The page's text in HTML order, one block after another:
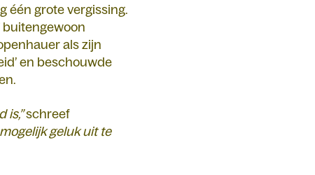
één grote vergissing.
buitengewoon
als zijn
en beschouwde
is,”schreef
geluk uit te